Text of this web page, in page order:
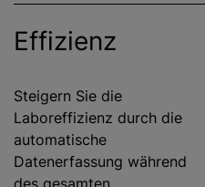
Effizienz
Steigern Sie die
Laboreffizienz durch die
automatische
Datenerfassung während
des gesamten